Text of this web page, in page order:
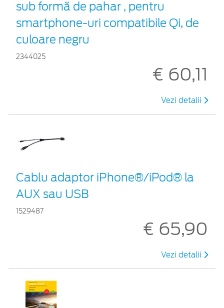
sub formă de pahar , pentru
smartphone-uri compatibile Qi, de
culoare negru
2344025
€ 60,11
Vezi detalii
Cablu adaptor iPhone®/iPod® la
AUX sau USB
1529487
€ 65,90
Vezi detalii